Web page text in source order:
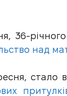
36-
над
стало